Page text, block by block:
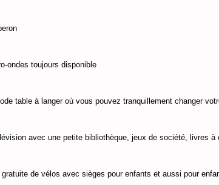
ondes toujours disponible
table à langer où vous pouvez tranquillement changer
avec une petite bibliothèque, jeux de société, livres à
gratuite de vélos avec sièges pour enfants et aussi pour